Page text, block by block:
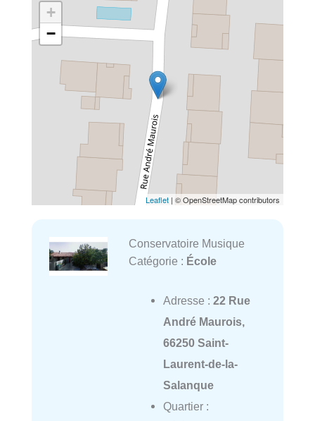
+
−
Leaflet | © OpenStreetMap contributors
Conservatoire Musique
Catégorie : École
Adresse : 22 Rue
André Maurois,
66250 Saint-
Laurent-de-la-
Salanque
Quartier :